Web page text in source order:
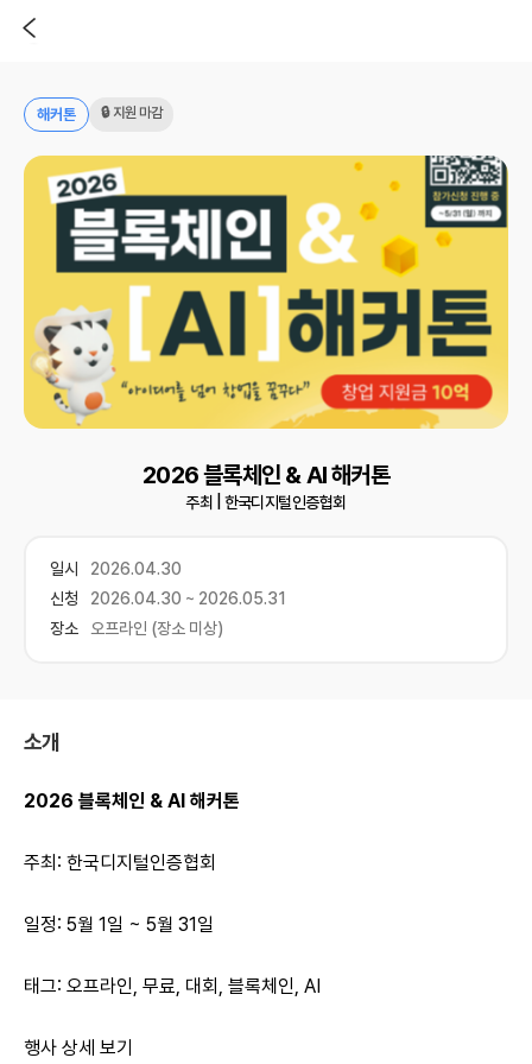
해커톤 🔒 지원 마감
2026 블록체인 & AI 해커톤
주최 | 한국디지털인증협회
일시
2026.04.30
신청
2026.04.30 ~ 2026.05.31
장소
오프라인 (장소 미상)
소개
2026 블록체인 & AI 해커톤
주최: 한국디지털인증협회
일정: 5월 1일 ~ 5월 31일
태그: 오프라인, 무료, 대회, 블록체인, AI
행사 상세 보기